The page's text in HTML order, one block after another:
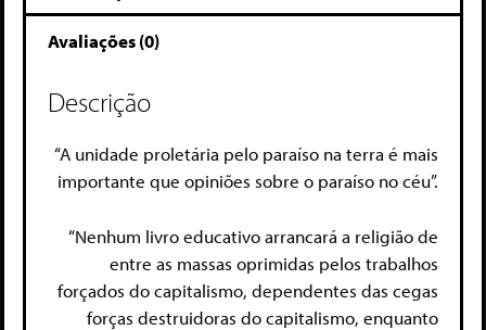
Avaliações (0)
Descrição
“A unidade proletária pelo paraíso na terra é mais
importante que opiniões sobre o paraíso no céu”.
“Nenhum livro educativo arrancará a religião de
entre as massas oprimidas pelos trabalhos
forçados do capitalismo, dependentes das cegas
forças destruidoras do capitalismo, enquanto